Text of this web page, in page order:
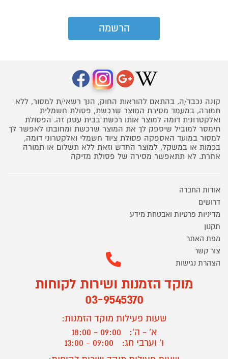
קונה נכבד/ה, בהתאם להוראות החוק, הנך רשאי/ת למסור, ללא
תמורה, במעמד מסירת המוצר שרכשת, פסולת חשמלית
ואלקטרונית דומה למוצר אותו רכשת בבית עסק זה. הפסולת
תימסר למוביל שיספק לך את המוצר שרכשת ומחובתו לאפשר לך
למסור במועד האספקה פסולת ציוד חשמלי ואלקטרוני דומה,
בכמות או במשקל, למוצר החדש וזאת ללא תשלום או תמורה
אחרת. לא תתאפשר מסירה של פסולת מזיקה
אודות החברה
דרושים
מדיניות פרטיות ואבטחת מידע
תקנון
מפת האתר
צור קשר
הצהרת נגישות
מוקד הזמנות ושירות לקוחות
03-9545370
שעות פעילות מוקד הזמנות:
א' - ה':
09:00 - 18:00
ו' וערבי חג:
09:00 - 13:00